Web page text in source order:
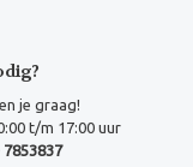
je graag!
t/m 17:00 uur